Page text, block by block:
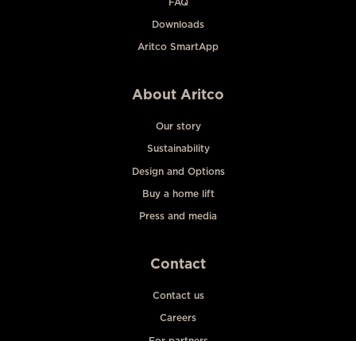
Downloads
Aritco SmartApp
About Aritco
Our story
Sustainability
Design and Options
Buy a home lift
Press and media
Contact
Contact us
Careers